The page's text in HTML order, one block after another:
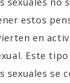
estos
en
Este tipo
sexuales se